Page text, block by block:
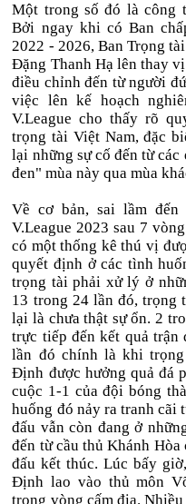
Một trong số đó là công
Bởi ngay khi có Ban
2022 - 2026, Ban Trọng
Đặng Thanh Hạ lên thay
điều chỉnh đến từ người
việc lên kế hoạch
V.League cho thấy rõ
trọng tài Việt Nam, đặc
lại những sự cố đến từ
đen" mùa này qua mùa
Về cơ bản, sai lầm
V.League 2023 sau 7
có một thống kê thú vị
quyết định ở các tình
trọng tài phải xử lý ở
13 trong 24 lần đó, trọng
lại là chưa thật sự ổn. 2
trực tiếp đến kết quả trận
lần đó chính là khi
Định được hưởng quả đá
cuộc 1-1 của đội bóng
huống đó nảy ra tranh cãi
đấu vẫn còn đang ở
đến từ cầu thủ Khánh
đấu kết thúc. Lúc bấy
Định lao vào thủ môn
trong vòng cấm địa.